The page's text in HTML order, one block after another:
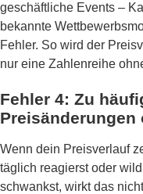
geschäftliche Events –
bekannte
Fehler. So wird der
nur eine Zahlenreihe
Fehler 4: Zu
Preisänderungen
Wenn dein Preisverlauf
täglich reagierst oder
schwankst, wirkt das